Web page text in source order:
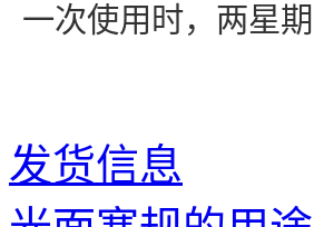
一次使用时，两星
发货信息